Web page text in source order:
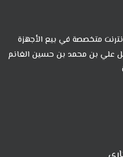
متخصصة في بيع الأجهزة
علي بن محمد بن حسين الغانم